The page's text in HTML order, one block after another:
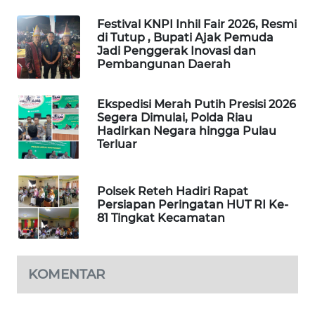
Festival KNPI Inhil Fair 2026, Resmi
di Tutup , Bupati Ajak Pemuda
Jadi Penggerak Inovasi dan
Pembangunan Daerah
Ekspedisi Merah Putih Presisi 2026
Segera Dimulai, Polda Riau
Hadirkan Negara hingga Pulau
Terluar
Polsek Reteh Hadiri Rapat
Persiapan Peringatan HUT RI Ke-
81 Tingkat Kecamatan
KOMENTAR